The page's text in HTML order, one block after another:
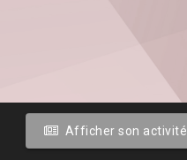
Afficher son activité